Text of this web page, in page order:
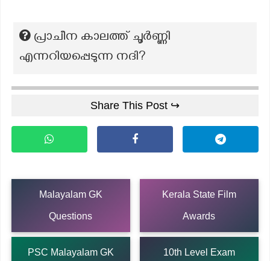
പ്രാചീന കാലത്ത് ചൂർണ്ണി
എന്നറിയപ്പെടുന്ന നദി?
Share This Post ↪
Malayalam GK
Questions
Kerala State Film
Awards
PSC Malayalam GK 10th Level Exam